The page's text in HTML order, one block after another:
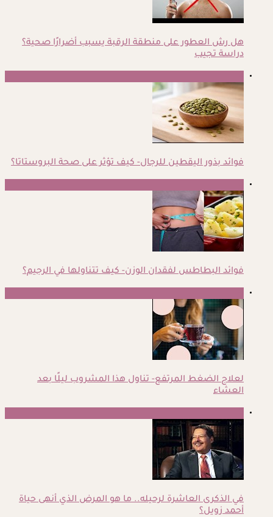
هل رش العطور على منطقة الرقبة يسبب أضرارًا صحية؟
دراسة تجيب
فوائد بذور اليقطين للرجال- كيف تؤثر على صحة البروستاتا؟
فوائد البطاطس لفقدان الوزن- كيف تتناولها في الرجيم؟
لعلاج الضغط المرتفع- تناول هذا المشروب ليلًا بعد
العشاء
في الذكرى العاشرة لرحيله.. ما هو المرض الذي أنهى حياة
أحمد زويل؟